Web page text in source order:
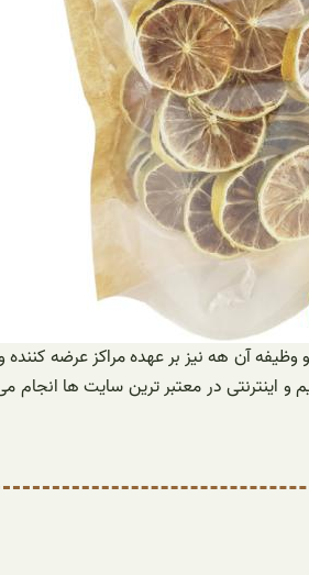
آن هه نیز بر عهده مراکز عرضه
در معتبر ترین سایت ها انجام